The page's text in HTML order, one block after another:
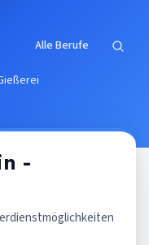
Alle Berufe
-